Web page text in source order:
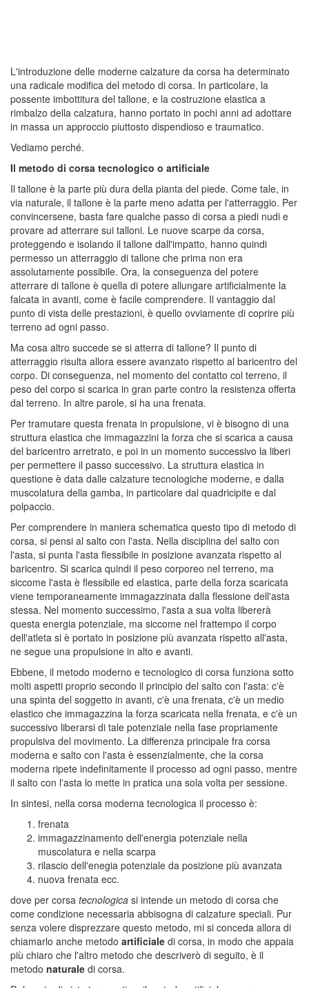
L'introduzione delle moderne calzature da corsa ha determinato
una radicale modifica del metodo di corsa. In particolare, la
possente imbottitura del tallone, e la costruzione elastica a
rimbalzo della calzatura, hanno portato in pochi anni ad adottare
in massa un approccio piuttosto dispendioso e traumatico.
Vediamo perché.
Il metodo di corsa tecnologico o artificiale
Il tallone è la parte più dura della pianta del piede. Come tale, in
via naturale, il tallone è la parte meno adatta per l'atterraggio. Per
convincersene, basta fare qualche passo di corsa a piedi nudi e
provare ad atterrare sui talloni. Le nuove scarpe da corsa,
proteggendo e isolando il tallone dall'impatto, hanno quindi
permesso un atterraggio di tallone che prima non era
assolutamente possibile. Ora, la conseguenza del potere
atterrare di tallone è quella di potere allungare artificialmente la
falcata in avanti, come è facile comprendere. Il vantaggio dal
punto di vista delle prestazioni, è quello ovviamente di coprire più
terreno ad ogni passo.
Ma cosa altro succede se si atterra di tallone? Il punto di
atterraggio risulta allora essere avanzato rispetto al baricentro del
corpo. Di conseguenza, nel momento del contatto col terreno, il
peso del corpo si scarica in gran parte contro la resistenza offerta
dal terreno. In altre parole, si ha una frenata.
Per tramutare questa frenata in propulsione, vi è bisogno di una
struttura elastica che immagazzini la forza che si scarica a causa
del baricentro arretrato, e poi in un momento successivo la liberi
per permettere il passo successivo. La struttura elastica in
questione è data dalle calzature tecnologiche moderne, e dalla
muscolatura della gamba, in particolare dal quadricipite e dal
polpaccio.
Per comprendere in maniera schematica questo tipo di metodo di
corsa, si pensi al salto con l'asta. Nella disciplina del salto con
l'asta, si punta l'asta flessibile in posizione avanzata rispetto al
baricentro. Si scarica quindi il peso corporeo nel terreno, ma
siccome l'asta è flessibile ed elastica, parte della forza scaricata
viene temporaneamente immagazzinata dalla flessione dell'asta
stessa. Nel momento successimo, l'asta a sua volta libererà
questa energia potenziale, ma siccome nel frattempo il corpo
dell'atleta si è portato in posizione più avanzata rispetto all'asta,
ne segue una propulsione in alto e avanti.
Ebbene, il metodo moderno e tecnologico di corsa funziona sotto
molti aspetti proprio secondo il principio del salto con l'asta: c'è
una spinta del soggetto in avanti, c'è una frenata, c'è un medio
elastico che immagazzina la forza scaricata nella frenata, e c'è un
successivo liberarsi di tale potenziale nella fase propriamente
propulsiva del movimento. La differenza principale fra corsa
moderna e salto con l'asta è essenzialmente, che la corsa
moderna ripete indefinitamente il processo ad ogni passo, mentre
il salto con l'asta lo mette in pratica una sola volta per sessione.
In sintesi, nella corsa moderna tecnologica il processo è:
frenata
immagazzinamento dell'energia potenziale nella
muscolatura e nella scarpa
rilascio dell'enegia potenziale da posizione più avanzata
nuova frenata ecc.
dove per corsa tecnologica si intende un metodo di corsa che
come condizione necessaria abbisogna di calzature speciali. Pur
senza volere disprezzare questo metodo, mi si conceda allora di
chiamarlo anche metodo artificiale di corsa, in modo che appaia
più chiaro che l'altro metodo che descriverò di seguito, è il
metodo naturale di corsa.